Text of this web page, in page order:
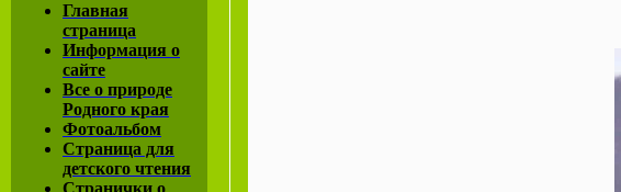
Главная
страница
Информация о
сайте
Все о природе
Родного края
Фотоальбом
Страница для
детского чтения
Странички о